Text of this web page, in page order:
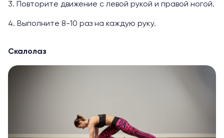
3. Повторите движение с левой рукой и правой ногой.
4. Выполните 8-10 раз на каждую руку.
Скалолаз